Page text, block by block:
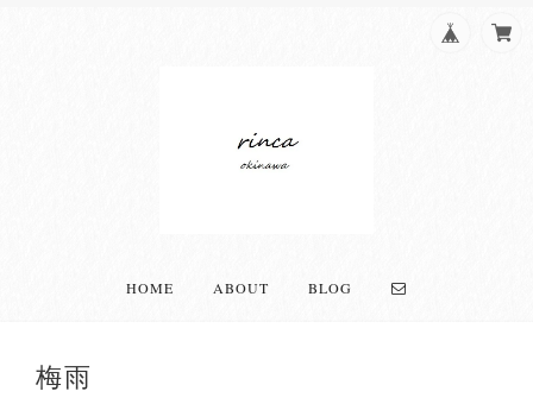
HOME ABOUT BLOG
梅雨